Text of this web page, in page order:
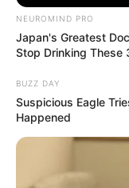
NEUROMIND PRO
Japan's Greatest
Stop Drinking These
BUZZ DAY
Suspicious Eagle
Happened